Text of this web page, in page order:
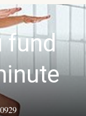
fund